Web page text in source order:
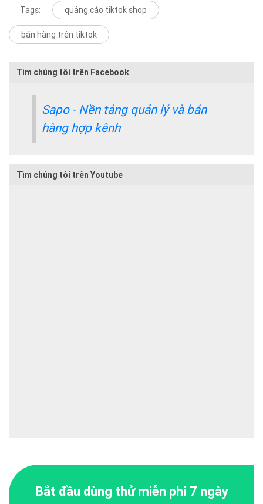
Tags: quảng cáo tiktok shop
bán hàng trên tiktok
Tìm chúng tôi trên Facebook
Sapo - Nền tảng quản lý và bán
hàng hợp kênh
Tìm chúng tôi trên Youtube
Bắt đầu dùng thử miễn phí 7 ngày